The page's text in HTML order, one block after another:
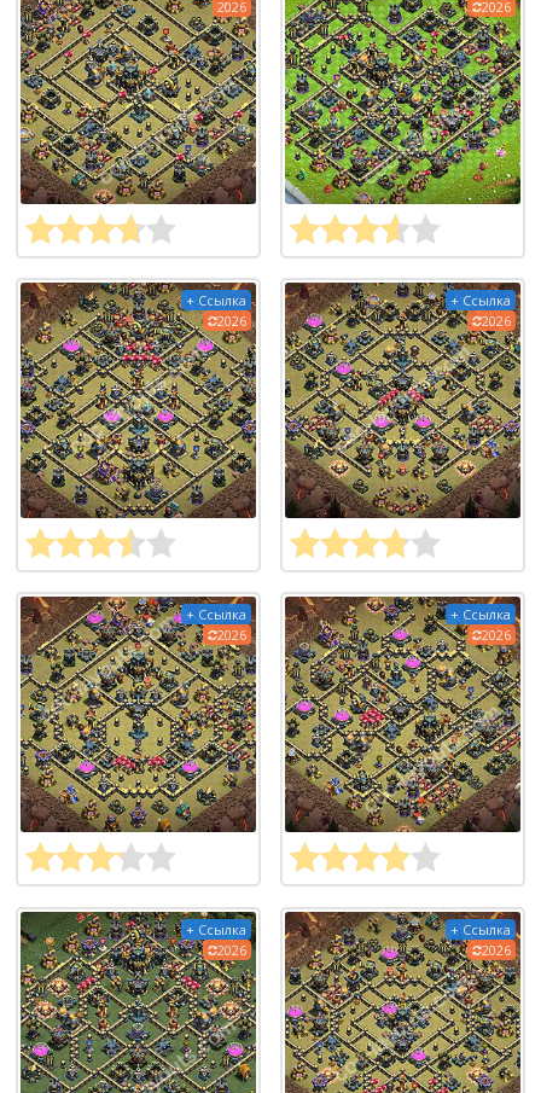
2026
2026
+ Ссылка
2026
+ Ссылка
2026
+ Ссылка
2026
+ Ссылка
2026
+ Ссылка
2026
+ Ссылка
2026